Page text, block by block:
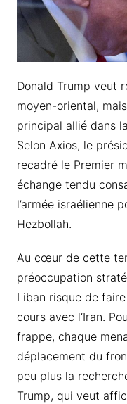
Donald Trump veut
moyen-oriental,
principal allié dans
Selon Axios, le
recadré le Premier
échange tendu
l’armée israélienne
Hezbollah.
Au cœur de cette
préoccupation
Liban risque de
cours avec l’Iran.
frappe, chaque
déplacement du
peu plus la
Trump, qui veut